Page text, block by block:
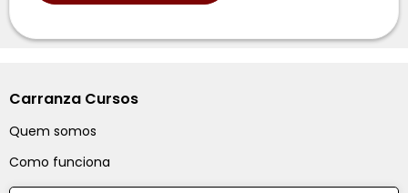
Carranza Cursos
Quem somos
Como funciona